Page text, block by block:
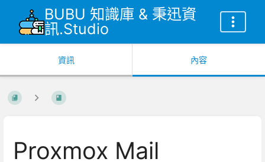
BUBU 知識庫 & 秉迅資
訊.Studio
資訊 內容
Proxmox Mail